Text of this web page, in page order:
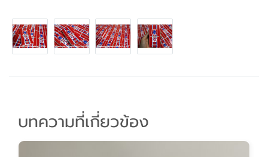
บทความที่เกี่ยวข้อง